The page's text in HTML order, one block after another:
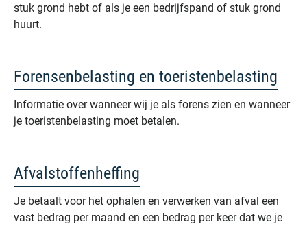
stuk grond hebt of als je een bedrijfspand of stuk grond
huurt.
Forensenbelasting en toeristenbelasting
Informatie over wanneer wij je als forens zien en wanneer
je toeristenbelasting moet betalen.
Afvalstoffenheffing
Je betaalt voor het ophalen en verwerken van afval een
vast bedrag per maand en een bedrag per keer dat we je